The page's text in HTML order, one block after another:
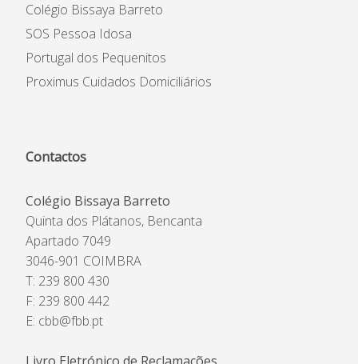
Colégio Bissaya Barreto
SOS Pessoa Idosa
Portugal dos Pequenitos
Proximus Cuidados Domiciliários
Contactos
Colégio Bissaya Barreto
Quinta dos Plátanos, Bencanta
Apartado 7049
3046-901 COIMBRA
T: 239 800 430
F: 239 800 442
E: cbb@fbb.pt